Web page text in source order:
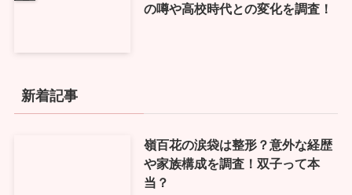
の噂や高校時代との変化を調査！
新着記事
嶺百花の涙袋は整形？意外な経歴
や家族構成を調査！双子って本
当？